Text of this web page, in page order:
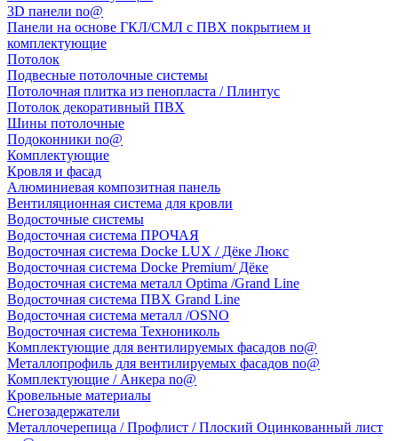
3D панели no@
Панели на основе ГКЛ/СМЛ с ПВХ покрытием и
комплектующие
Потолок
Подвесные потолочные системы
Потолочная плитка из пенопласта / Плинтус
Потолок декоративный ПВХ
Шины потолочные
Подоконники no@
Комплектующие
Кровля и фасад
Алюминиевая композитная панель
Вентиляционная система для кровли
Водосточные системы
Водосточная система ПРОЧАЯ
Водосточная система Docke LUX / Дёке Люкс
Водосточная система Docke Premium/ Дёке
Водосточная система металл Optima /Grand Line
Водосточная система ПВХ Grand Line
Водосточная система металл /OSNO
Водосточная система Технониколь
Комплектующие для вентилируемых фасадов no@
Металлопрофиль для вентилируемых фасадов no@
Комплектующие / Анкера no@
Кровельные материалы
Снегозадержатели
Металлочерепица / Профлист / Плоский Оцинкованный лист